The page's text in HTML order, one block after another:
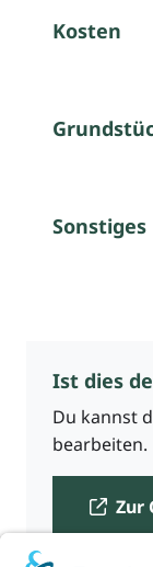
Kosten
Sonstiges
Ist dies
Du kannst
bearbeiten.
Zur